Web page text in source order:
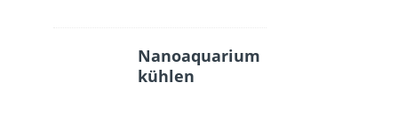
Nanoaquarium
kühlen